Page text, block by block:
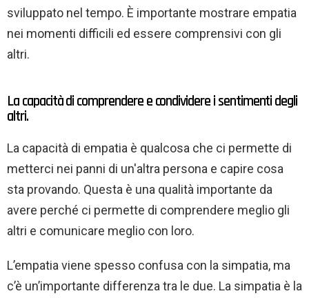
sviluppato nel tempo. È importante mostrare empatia
nei momenti difficili ed essere comprensivi con gli
altri.
La capacità di comprendere e condividere i sentimenti degli
altri.
La capacità di empatia è qualcosa che ci permette di
metterci nei panni di un'altra persona e capire cosa
sta provando. Questa è una qualità importante da
avere perché ci permette di comprendere meglio gli
altri e comunicare meglio con loro.
L’empatia viene spesso confusa con la simpatia, ma
c’è un’importante differenza tra le due. La simpatia è la